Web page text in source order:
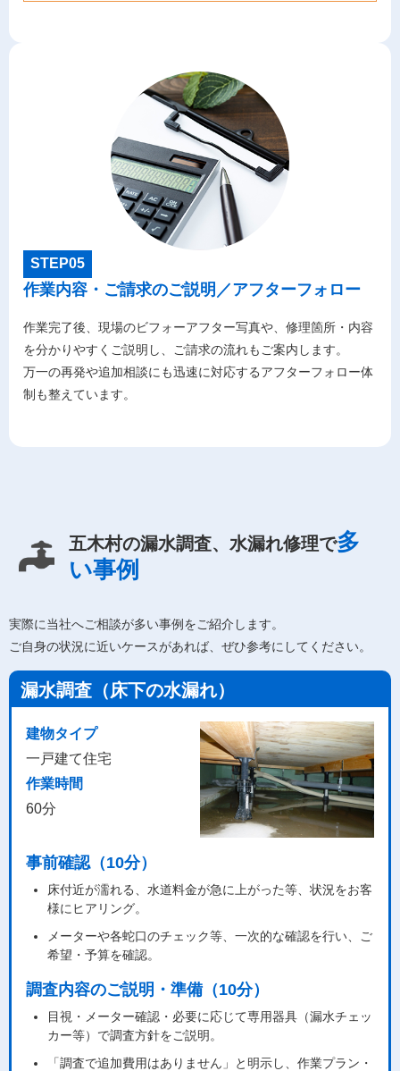
STEP05
作業内容・ご請求のご説明／アフターフォロー
作業完了後、現場のビフォーアフター写真や、修理箇所・内容
を分かりやすくご説明し、ご請求の流れもご案内します。
万一の再発や追加相談にも迅速に対応するアフターフォロー体
制も整えています。
五木村の漏水調査、水漏れ修理で多
い事例
実際に当社へご相談が多い事例をご紹介します。
ご自身の状況に近いケースがあれば、ぜひ参考にしてください。
漏水調査（床下の水漏れ）
建物タイプ
一戸建て住宅
作業時間
60分
事前確認（10分）
床付近が濡れる、水道料金が急に上がった等、状況をお客
様にヒアリング。
メーターや各蛇口のチェック等、一次的な確認を行い、ご
希望・予算を確認。
調査内容のご説明・準備（10分）
目視・メーター確認・必要に応じて専用器具（漏水チェッ
カー等）で調査方針をご説明。
「調査で追加費用はありません」と明示し、作業プラン・